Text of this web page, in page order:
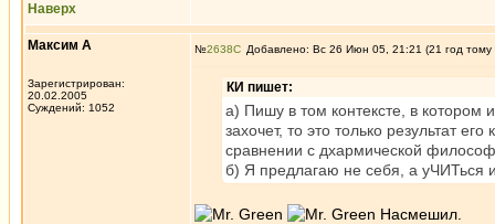
Наверх
Максим А
Зарегистрирован:
20.02.2005
Суждений: 1052
№2638 Добавлено: Вс 26 Июн 05, 21:21 (21 год тому
КИ пишет:
а) Пишу в том контексте, в котором
захочет, то это только результат
сравнении с дхармической
б) Я предлагаю не себя, а
Насмешил.